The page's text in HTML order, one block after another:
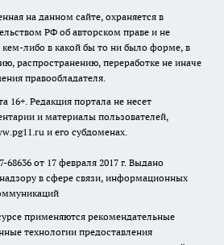
на данном сайте, охраняется в
РФ об авторском праве и не
либо в какой бы то ни было форме, в
распространению, переработке не иначе
правообладателя.
16+. Редакция портала не несет
и материалы пользователей,
и его субдоменах.
68636от 17 февраля 2017 г. Выдано
в сфере связи, информационных
применяются рекомендательные
технологии предоставления